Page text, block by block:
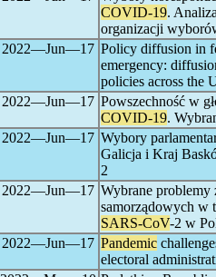
COVID-19.
organizacji
2022―Jun―17 Policy diffusion in
emergency:
policies across the
2022―Jun―17 Powszechność w
COVID-19.
2022―Jun―17 Wybory
Galicja i Kraj
2
2022―Jun―17 Wybrane problemy
samorządowych w
SARS-CoV-2 w
2022―Jun―17 Pandemic
electoral